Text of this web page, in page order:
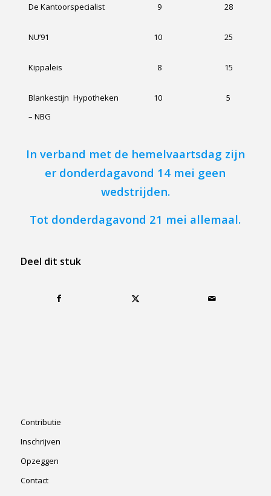
De Kantoorspecialist 9 28
NU’91 10 25
Kippaleis 8 15
Blankestijn Hypotheken
– NBG
10 5
In verband met de hemelvaartsdag zijn
er donderdagavond 14 mei geen
wedstrijden.
Tot donderdagavond 21 mei allemaal.
Deel dit stuk
Contributie
Inschrijven
Opzeggen
Contact